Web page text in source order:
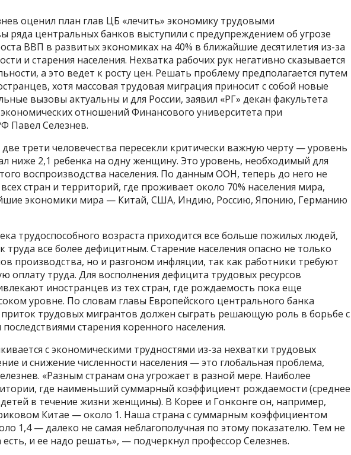
оценил план глав ЦБ «лечить» экономику трудовыми
ряда центральных банков выступили с предупреждением об угрозе
ВВП в развитых экономиках на 40% в ближайшие десятилетия из-за
и старения населения. Нехватка рабочих рук негативно сказывается
а это ведет к росту цен. Решать проблему предполагается путем
хотя массовая трудовая миграция приносит с собой новые
вызовы актуальны и для России, заявил «РГ» декан факультета
отношений Финансового университета при
Павел Селезнев.
трети человечества пересекли критически важную черту — уровень
ниже 2,1 ребенка на одну женщину. Это уровень, необходимый для
воспроизводства населения. По данным ООН, теперь до него не
стран и территорий, где проживает около 70% населения мира,
экономики мира — Китай, США, Индию, Россию, Японию, Германию
трудоспособного возраста приходится все больше пожилых людей,
труда все более дефицитным. Старение населения опасно не только
производства, но и разгоном инфляции, так как работники требуют
оплату труда. Для восполнения дефицита трудовых ресурсов
иностранцев из тех стран, где рождаемость пока еще
уровне. По словам главы Европейского центрального банка
приток трудовых мигрантов должен сыграть решающую роль в борьбе с
старения коренного населения.
с экономическими трудностями из-за нехватки трудовых
и снижение численности населения — это глобальная проблема,
«Разным странам она угрожает в разной мере. Наиболее
где наименьший суммарный коэффициент рождаемости (среднее
в течение жизни женщины). В Корее и Гонконге он, например,
Китае — около 1. Наша страна с суммарным коэффициентом
1,4 — далеко не самая неблагополучная по этому показателю. Тем не
и ее надо решать», — подчеркнул профессор Селезнев.